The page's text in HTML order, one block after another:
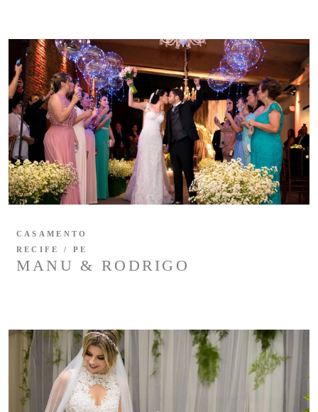
MANU & RODRIGO
CASAMENTO
RECIFE / PE